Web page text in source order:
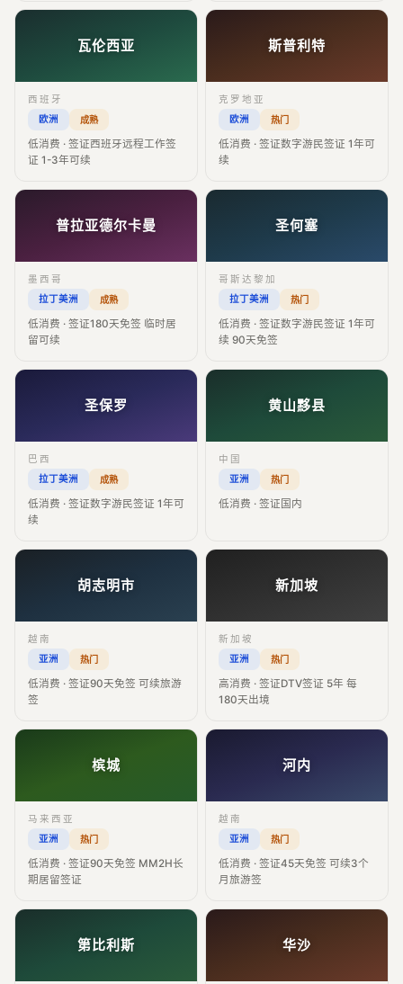
瓦伦西亚
西班牙
欧洲
成熟
低消费 · 签证西班牙远程工作签
证 1-3年可续
斯普利特
克罗地亚
欧洲
热门
低消费 · 签证数字游民签证 1年可
续
普拉亚德尔卡曼
墨西哥
拉丁美洲
成熟
低消费 · 签证180天免签 临时居
留可续
圣何塞
哥斯达黎加
拉丁美洲
热门
低消费 · 签证数字游民签证 1年可
续 90天免签
圣保罗
巴西
拉丁美洲
成熟
低消费 · 签证数字游民签证 1年可
续
黄山黟县
中国
亚洲
热门
低消费 · 签证国内
胡志明市
越南
亚洲
热门
低消费 · 签证90天免签 可续旅游
签
新加坡
新加坡
亚洲
热门
高消费 · 签证DTV签证 5年 每
180天出境
槟城
马来西亚
亚洲
热门
低消费 · 签证90天免签 MM2H长
期居留签证
河内
越南
亚洲
热门
低消费 · 签证45天免签 可续3个
月旅游签
第比利斯 华沙